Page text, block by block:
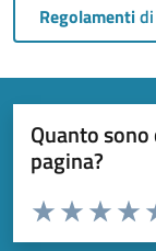
Regolamenti
Quanto
pagina?
Valuta da 1 a 5
Valuta 3
Valuta 2
Valuta 1 stelle